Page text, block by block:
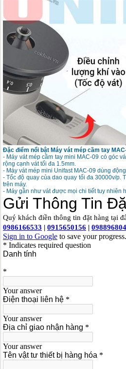
Đặc điểm nổi bật Máy vát mép cầm tay
- Máy vát mép cầm tay mini MAC-09 có góc
rộng cạnh vát tối đa 1.5mm.
- Máy vát mép mini Unifast MAC-09 dùng
- Tốc độ quay của dao quay tối đa 30000v/
trên máy.
- Máy gần như vát được mọi chi tiết tuy nhiên